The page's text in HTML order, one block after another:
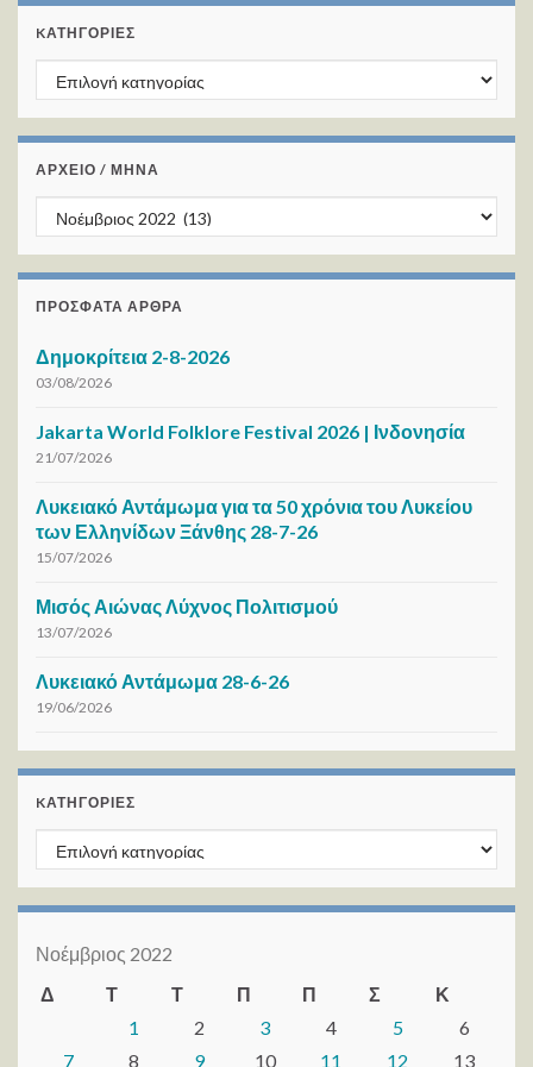
KΑΤΗΓΟΡΊΕΣ
Kατηγορίες
ΑΡΧΕΙΟ / ΜΗΝΑ
ΑΡΧΕΙΟ / ΜΗΝΑ
ΠΡΌΣΦΑΤΑ ΆΡΘΡΑ
Δημοκρίτεια 2-8-2026
03/08/2026
Jakarta World Folklore Festival 2026 | Ινδονησία
21/07/2026
Λυκειακό Αντάμωμα για τα 50 χρόνια του Λυκείου
των Ελληνίδων Ξάνθης 28-7-26
15/07/2026
Μισός Αιώνας Λύχνος Πολιτισμού
13/07/2026
Λυκειακό Αντάμωμα 28-6-26
19/06/2026
KΑΤΗΓΟΡΊΕΣ
Kατηγορίες
Νοέμβριος 2022
Δ
Τ Τ Π Π Σ
Κ
1
2 3 4 5
6
7
8 9 10 11 12
13